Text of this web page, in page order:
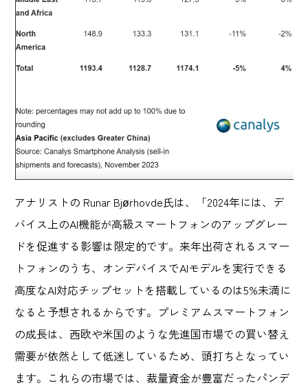
アナリストの Runar Bjørhovde氏は、「2024年には、デ
バイス上のAI機能が高級スマートフォンのアップグレー
ドを促進する影響は限定的です。来年出荷されるスマー
トフォンのうち、オンデバイスでAIモデルを実行できる
高度なAI対応チップセットを搭載しているのは5%未満に
なると予想されるからです。プレミアムスマートフォン
の成長は、西欧や米国のような先進国市場での買い替え
需要が依然として低迷しているため、頭打ちとなってい
ます。これらの市場では、裁量資金が豊富だったパンデ